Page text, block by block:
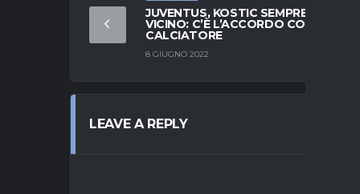
JUVENTUS, KOSTIC SEMPRE PIÙ
VICINO: C’È L’ACCORDO COL
CALCIATORE
8 GIUGNO 2022
LEAVE A REPLY